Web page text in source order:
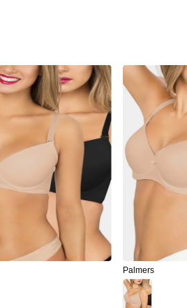
Palmers